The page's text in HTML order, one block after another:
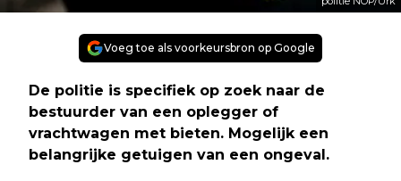
Voeg toe als voorkeursbron op Google
De politie is specifiek op zoek naar de
bestuurder van een oplegger of
vrachtwagen met bieten. Mogelijk een
belangrijke getuigen van een ongeval.